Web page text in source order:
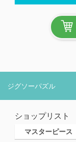
ジグソーパズル
ショップリスト
マスターピース